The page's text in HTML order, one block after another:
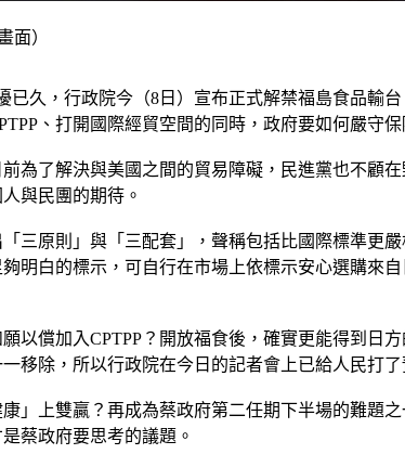
面）
已久，行政院今（8日）宣布正式解禁福島食品
、打開國際經貿空間的同時，政府要如何嚴守
為了解決與美國之間的貿易障礙，民進黨也不顧
與民團的期待。
三原則」與「三配套」，聲稱包括比國際標準更
明白的標示，可自行在市場上依標示安心選購來
以償加入CPTPP？開放福食後，確實更能得到日
移除，所以行政院在今日的記者會上已給人民打
」上雙贏？再成為蔡政府第二任期下半場的難題
蔡政府要思考的議題。